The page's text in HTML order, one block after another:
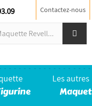
Contactez-nous
Les autres